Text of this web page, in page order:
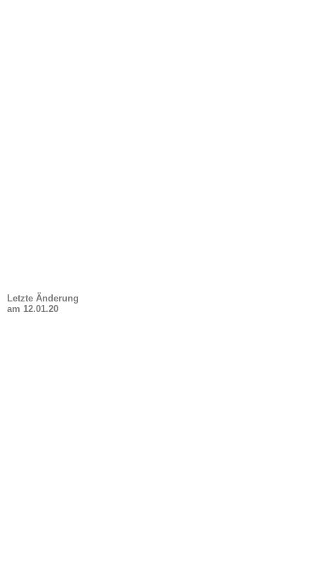
Letzte Änderung
am 12.01.20